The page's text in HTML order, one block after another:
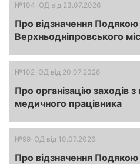
№104-ОД від 23.07.2026
Про відзначення Подякою
Верхньодніпровського
№102-ОД від 20.07.2026
Про організацію заходів
медичного працівника
№99-ОД від 10.07.2026
Про відзначення Подякою